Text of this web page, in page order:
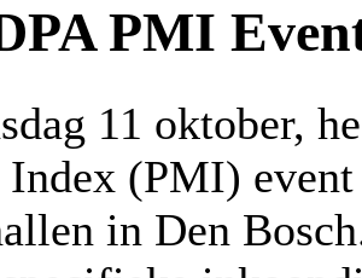
PMI
11 oktober,
Index (PMI)
in Den